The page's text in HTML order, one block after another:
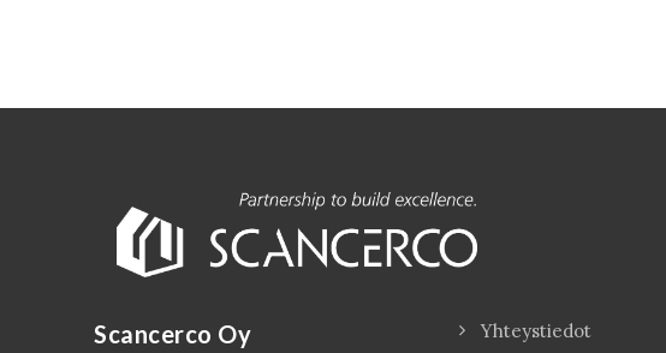
Scancerco Oy
Yhteystiedot